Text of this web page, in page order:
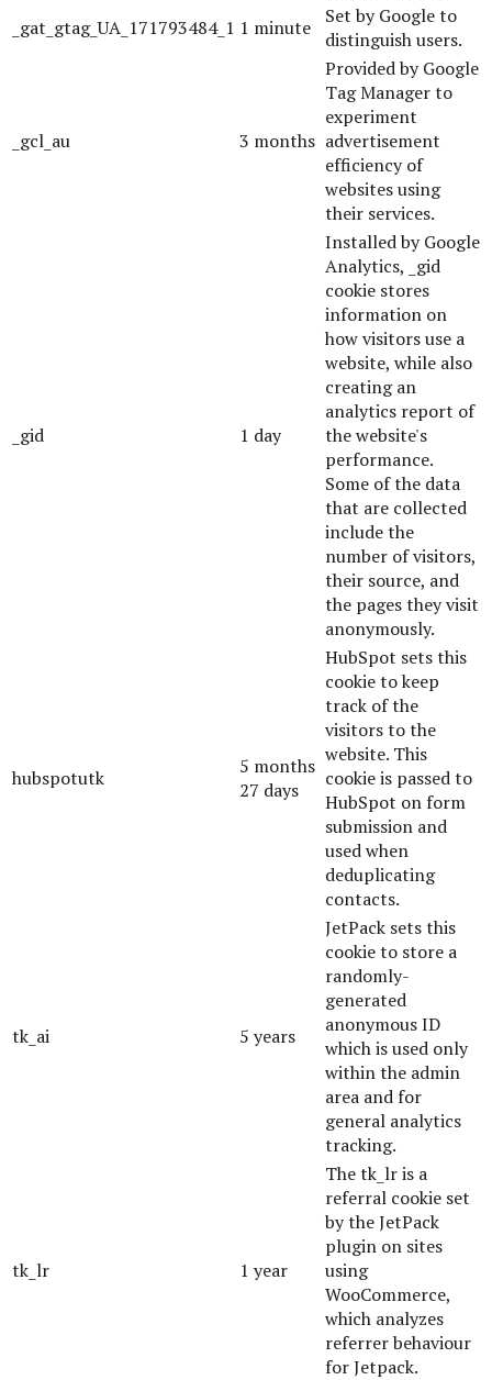
_gat_gtag_UA_171793484_1 1 minute
Set by Google to
distinguish users.
_gcl_au 3 months
Provided by Google
Tag Manager to
experiment
advertisement
efficiency of
websites using
their services.
_gid 1 day
Installed by Google
Analytics, _gid
cookie stores
information on
how visitors use a
website, while also
creating an
analytics report of
the website's
performance.
Some of the data
that are collected
include the
number of visitors,
their source, and
the pages they visit
anonymously.
hubspotutk
5 months
27 days
HubSpot sets this
cookie to keep
track of the
visitors to the
website. This
cookie is passed to
HubSpot on form
submission and
used when
deduplicating
contacts.
tk_ai 5 years
JetPack sets this
cookie to store a
randomly-
generated
anonymous ID
which is used only
within the admin
area and for
general analytics
tracking.
tk_lr 1 year
The tk_lr is a
referral cookie set
by the JetPack
plugin on sites
using
WooCommerce,
which analyzes
referrer behaviour
for Jetpack.